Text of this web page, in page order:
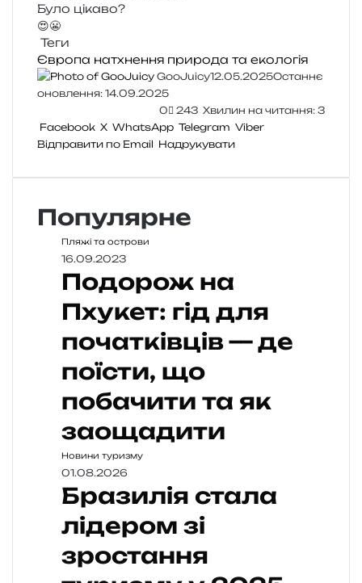
Було цікаво?
😍😬
Теги
Європа натхнення природа та екологія
GooJuicy12.05.2025Останнє
оновлення: 14.09.2025
0
243 Хвилин на читання: 3
Facebook X WhatsApp Telegram Viber
Відправити по Email Надрукувати
Популярне
Пляжі та острови
16.09.2023
Подорож на
Пхукет: гід для
початківців — де
поїсти, що
побачити та як
заощадити
Новини туризму
01.08.2026
Бразилія стала
лідером зі
зростання